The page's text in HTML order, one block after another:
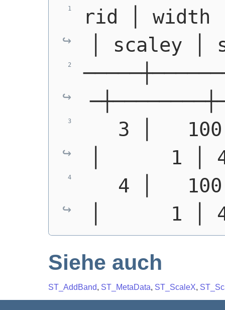
rid │ width
│ scaley │
3 │
│      1 │
4 │
│      1 │
Siehe auch
ST_AddBand, ST_MetaData, ST_ScaleX,